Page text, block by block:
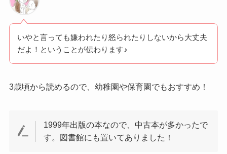
いやと言っても嫌われたり怒られたりしないから大丈夫
だよ！ということが伝わります♪
3歳頃から読めるので、幼稚園や保育園でもおすすめ！
1999年出版の本なので、中古本が多かったで
す。図書館にも置いてありました！